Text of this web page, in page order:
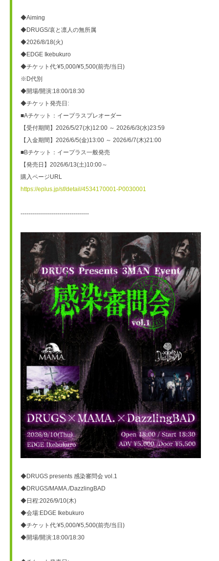
◆Aiming
◆DRUGS/哀と凛人の無所属
◆2026/8/18(火)
◆EDGE Ikebukuro
◆チケット代:¥5,000/¥5,500(前売/当日)
※D代別
◆開場/開演:18:00/18:30
◆チケット発売日:
■Aチケット：イープラスプレオーダー
【受付期間】2026/5/27(水)12:00 ～ 2026/6/3(水)23:59
【入金期間】2026/6/5(金)13:00 ～ 2026/6/7(木)21:00
■Bチケット：イープラス一般発売
【発売日】2026/6/13(土)10:00～
購入ページURL
https://eplus.jp/sf/detail/4534170001-P0030001
-----------------------------------
◆DRUGS presents 感染審問会 vol.1
◆DRUGS/MAMA./DazzlingBAD
◆日程:2026/9/10(木)
◆会場:EDGE Ikebukuro
◆チケット代:¥5,000/¥5,500(前売/当日)
◆開場/開演:18:00/18:30